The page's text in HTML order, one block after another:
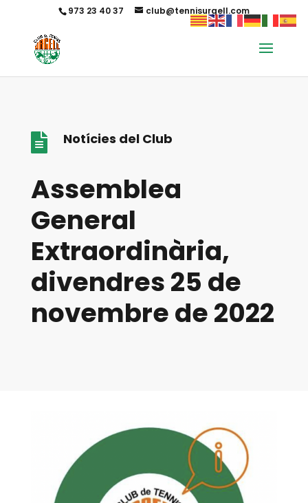
973 23 40 37 club@tennisurgell.com
 Notícies del Club
Assemblea
General
Extraordinària,
divendres 25 de
novembre de 2022